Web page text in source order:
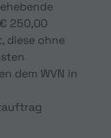
250,00
diese ohne
dem WVN in